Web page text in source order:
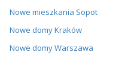
Nowe mieszkania Sopot
Nowe domy Kraków
Nowe domy Warszawa